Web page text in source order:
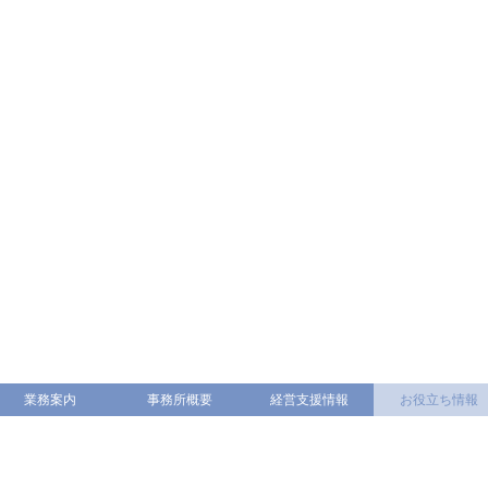
業務案内 事務所概要 経営支援情報 お役立ち情報